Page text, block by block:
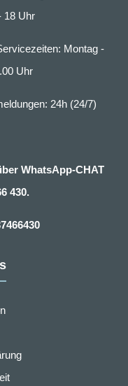
18 Uhr
Montag -
Uhr
24h (24/7)
WhatsApp-CHAT
430.